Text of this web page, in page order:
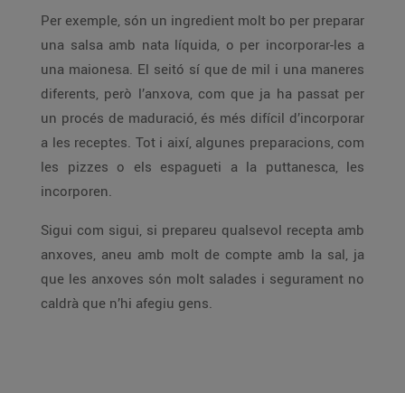
Per exemple, són un ingredient molt bo per preparar
una salsa amb nata líquida, o per incorporar-les a
una maionesa. El seitó sí que de mil i una maneres
diferents, però l’anxova, com que ja ha passat per
un procés de maduració, és més difícil d’incorporar
a les receptes. Tot i així, algunes preparacions, com
les pizzes o els espagueti a la puttanesca, les
incorporen.
Sigui com sigui, si prepareu qualsevol recepta amb
anxoves, aneu amb molt de compte amb la sal, ja
que les anxoves són molt salades i segurament no
caldrà que n’hi afegiu gens.